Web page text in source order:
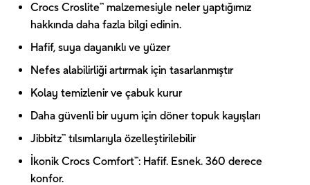
Crocs Croslite™ malzemesiyle neler yaptığımız
hakkında daha fazla bilgi edinin.
Hafif, suya dayanıklı ve yüzer
Nefes alabilirliği artırmak için tasarlanmıştır
Kolay temizlenir ve çabuk kurur
Daha güvenli bir uyum için döner topuk kayışları
Jibbitz™ tılsımlarıyla özelleştirilebilir
İkonik Crocs Comfort™: Hafif. Esnek. 360 derece
konfor.